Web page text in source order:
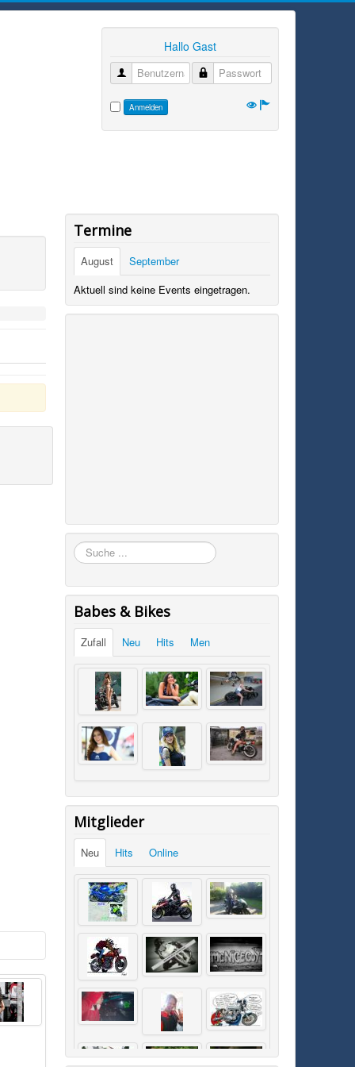
Hallo Gast
Benutzername
Passwort
Anmelden
Termine
August
September
Aktuell sind keine Events eingetragen.
Suchen
Babes & Bikes
Zufall Neu Hits Men
Mitglieder
Neu Hits Online